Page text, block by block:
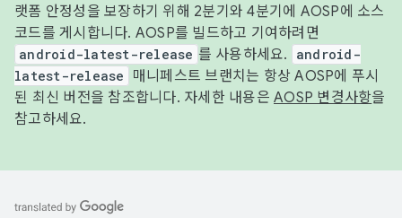
랫폼 안정성을 보장하기 위해 2분기와 4분기에 AOSP에 소스
코드를 게시합니다. AOSP를 빌드하고 기여하려면
android-latest-release 를 사용하세요.
android-
latest-release
매니페스트 브랜치는 항상 AOSP에 푸시
된 최신 버전을 참조합니다. 자세한 내용은 AOSP 변경사항을
참고하세요.